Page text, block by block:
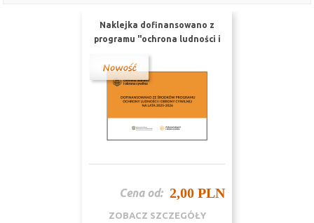
Naklejka dofinansowano z
programu "ochrona ludności i
Cena od: 2,00 PLN
ZOBACZ SZCZEGÓŁY